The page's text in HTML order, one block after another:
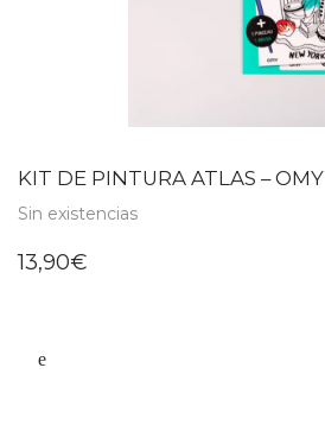
KIT DE PINTURA ATLAS – OMY
Sin existencias
13,90€